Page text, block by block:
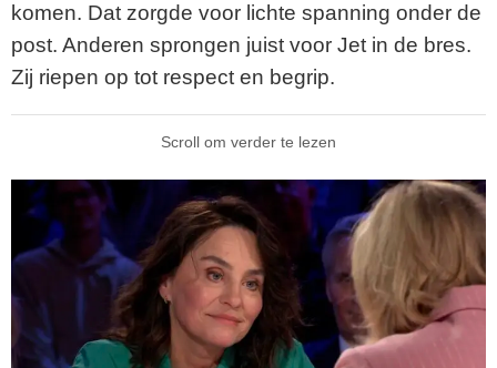
komen. Dat zorgde voor lichte spanning onder de
post. Anderen sprongen juist voor Jet in de bres.
Zij riepen op tot respect en begrip.
Scroll om verder te lezen